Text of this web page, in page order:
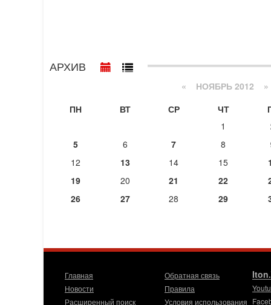
АРХИВ
« НОЯБРЬ 2012 »
ПН
ВТ СР ЧТ
1
5
6 7 8
12
13 14 15
19
20 21 22
26
27 28 29
Главная
Новости
Расширенный поиск
Обратная связь
Правила
Условия использования